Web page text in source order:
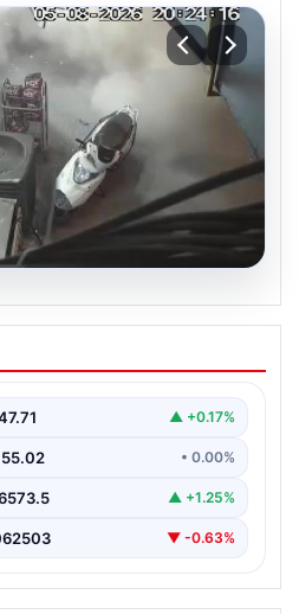
Problemi ve
korkutucu bir olay yaşandı.
▲ +0.17%
55.02 • 0.00%
▲ +1.25%
▼ -0.63%